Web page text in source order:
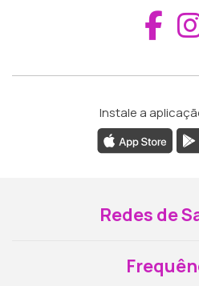
Instale a
Redes de